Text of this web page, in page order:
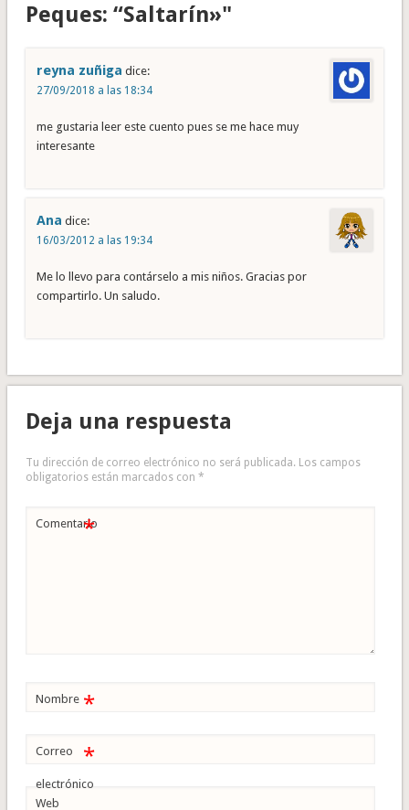
Peques: “Saltarín»"
reyna zuñiga dice:
27/09/2018 a las 18:34
me gustaria leer este cuento pues se me hace muy
interesante
Ana dice:
16/03/2012 a las 19:34
Me lo llevo para contárselo a mis niños. Gracias por
compartirlo. Un saludo.
Deja una respuesta
Tu dirección de correo electrónico no será publicada. Los campos
obligatorios están marcados con *
Comentario
*
Nombre *
Correo
electrónico
*
Web